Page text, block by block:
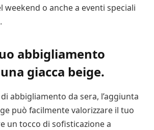
weekend o anche a eventi speciali
abbigliamento
giacca beige.
abbigliamento da sera, l’aggiunta
può facilmente valorizzare il tuo
un tocco di sofisticazione a